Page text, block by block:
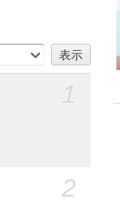
2